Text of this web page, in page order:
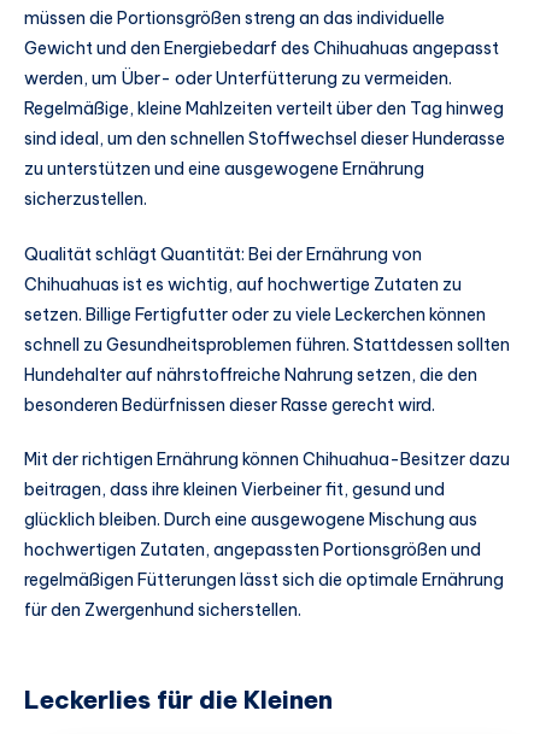
müssen die Portionsgrößen streng an das individuelle
Gewicht und den Energiebedarf des Chihuahuas angepasst
werden, um Über- oder Unterfütterung zu vermeiden.
Regelmäßige, kleine Mahlzeiten verteilt über den Tag hinweg
sind ideal, um den schnellen Stoffwechsel dieser Hunderasse
zu unterstützen und eine ausgewogene Ernährung
sicherzustellen.
Qualität schlägt Quantität: Bei der Ernährung von
Chihuahuas ist es wichtig, auf hochwertige Zutaten zu
setzen. Billige Fertigfutter oder zu viele Leckerchen können
schnell zu Gesundheitsproblemen führen. Stattdessen sollten
Hundehalter auf nährstoffreiche Nahrung setzen, die den
besonderen Bedürfnissen dieser Rasse gerecht wird.
Mit der richtigen Ernährung können Chihuahua-Besitzer dazu
beitragen, dass ihre kleinen Vierbeiner fit, gesund und
glücklich bleiben. Durch eine ausgewogene Mischung aus
hochwertigen Zutaten, angepassten Portionsgrößen und
regelmäßigen Fütterungen lässt sich die optimale Ernährung
für den Zwergenhund sicherstellen.
Leckerlies für die Kleinen